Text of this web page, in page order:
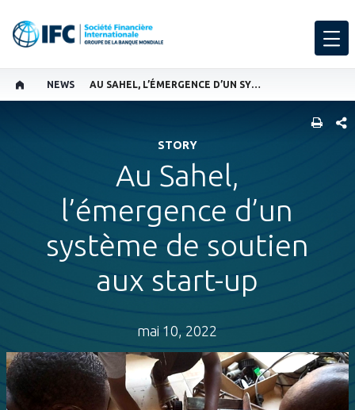
NEWS
STORY
Au Sahel,
l’émergence d’un
système de soutien
aux start-up
mai 10, 2022